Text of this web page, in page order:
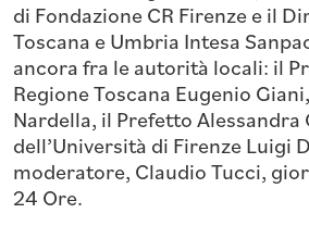
di Fondazione CR Firenze e il
Toscana e Umbria Intesa
ancora fra le autorità locali: il
Regione Toscana Eugenio
Nardella, il Prefetto Alessandra
dell’Università di Firenze Luigi
moderatore, Claudio Tucci,
24 Ore.